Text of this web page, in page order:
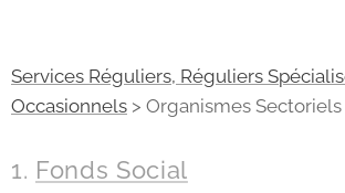
Services Réguliers, Réguliers
Occasionnels > Organismes Sectoriels
1. Fonds Social